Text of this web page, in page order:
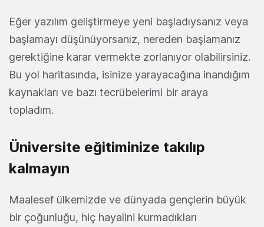
Eğer yazılım geliştirmeye yeni başladıysanız veya
başlamayı düşünüyorsanız, nereden başlamanız
gerektiğine karar vermekte zorlanıyor olabilirsiniz.
Bu yol haritasında, isinize yarayacağına inandığım
kaynakları ve bazı tecrübelerimi bir araya
topladım.
Üniversite eğitiminize takılıp
kalmayın
Maalesef ülkemizde ve dünyada gençlerin büyük
bir çoğunluğu, hiç hayalini kurmadıkları